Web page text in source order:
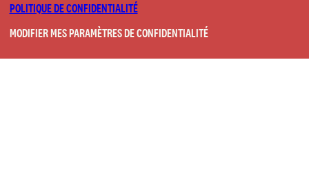
POLITIQUE DE CONFIDENTIALITÉ
MODIFIER MES PARAMÈTRES DE CONFIDENTIALITÉ